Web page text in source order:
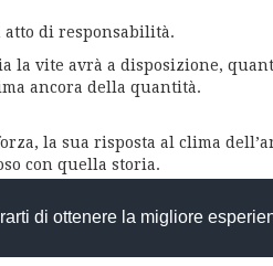
di ottenere la migliore
atto di responsabilità.
la vite avrà a disposizione,
ancora della quantità.
la sua risposta al clima
con quella storia.